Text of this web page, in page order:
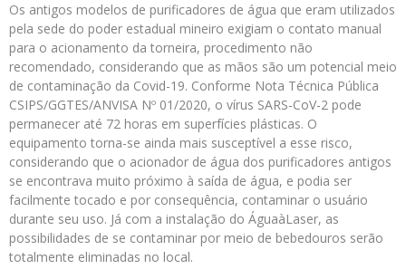
Os antigos modelos de purificadores de água que eram utilizados
pela sede do poder estadual mineiro exigiam o contato manual
para o acionamento da torneira, procedimento não
recomendado, considerando que as mãos são um potencial meio
de contaminação da Covid-19. Conforme Nota Técnica Pública
CSIPS/GGTES/ANVISA Nº 01/2020, o vírus SARS-CoV-2 pode
permanecer até 72 horas em superfícies plásticas. O
equipamento torna-se ainda mais susceptível a esse risco,
considerando que o acionador de água dos purificadores antigos
se encontrava muito próximo à saída de água, e podia ser
facilmente tocado e por consequência, contaminar o usuário
durante seu uso. Já com a instalação do ÁguaàLaser, as
possibilidades de se contaminar por meio de bebedouros serão
totalmente eliminadas no local.